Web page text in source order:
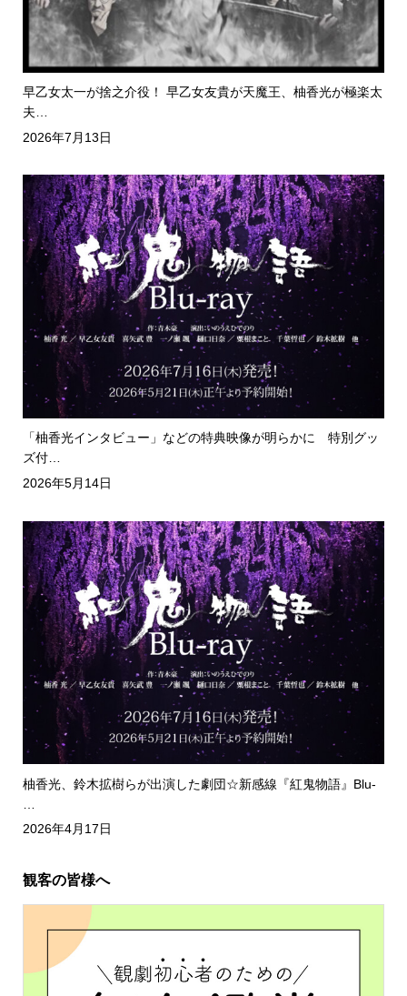
早乙女太一が捨之介役！ 早乙女友貴が天魔王、柚香光が極楽太
夫…
2026年7月13日
「柚香光インタビュー」などの特典映像が明らかに 特別グッ
ズ付…
2026年5月14日
柚香光、鈴木拡樹らが出演した劇団☆新感線『紅鬼物語』Blu-
2026年4月17日
観客の皆様へ